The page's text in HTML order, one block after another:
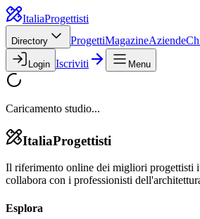
ItaliaProgettisti
Directory ProgettiMagazineAziende
Login Iscriviti Menu
Caricamento studio...
ItaliaProgettisti
Il riferimento online dei migliori progettisti
collabora con i professionisti
Esplora